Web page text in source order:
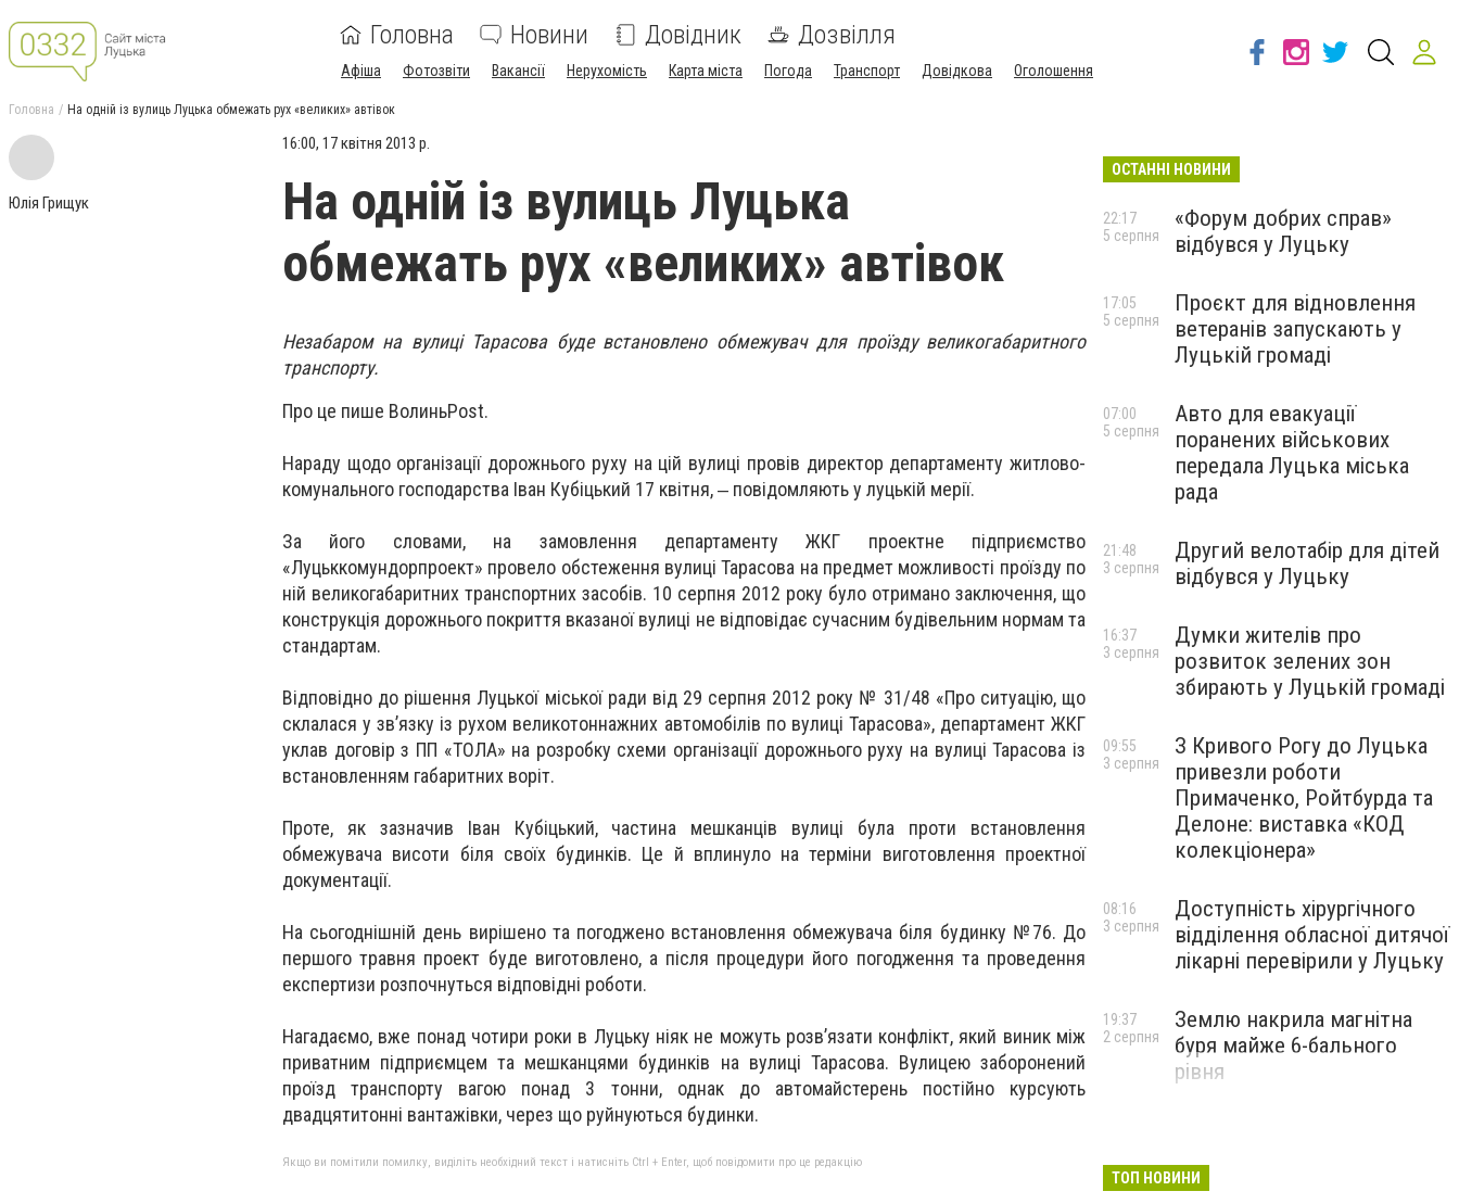
Головна Новини Довідник Дозвілля
Афіша Фотозвіти Вакансії Нерухомість Карта міста Погода Транспорт Довідкова Оголошення
Головна На одній із вулиць Луцька обмежать рух «великих» автівок
Юлія Грищук
16:00, 17 квітня 2013 р.
На одній із вулиць Луцька
обмежать рух «великих» автівок
Незабаром на вулиці Тарасова буде встановлено обмежувач для проїзду великогабаритного
транспорту.
Про це пише ВолиньPost.
Нараду щодо організації дорожнього руху на цій вулиці провів директор департаменту житлово-
комунального господарства Іван Кубіцький 17 квітня, ‒ повідомляють у луцькій мерії.
За його словами, на замовлення департаменту ЖКГ проектне підприємство
«Луцьккомундорпроект» провело обстеження вулиці Тарасова на предмет можливості проїзду по
ній великогабаритних транспортних засобів. 10 серпня 2012 року було отримано заключення, що
конструкція дорожнього покриття вказаної вулиці не відповідає сучасним будівельним нормам та
стандартам.
Відповідно до рішення Луцької міської ради від 29 серпня 2012 року № 31/48 «Про ситуацію, що
склалася у зв’язку із рухом великотоннажних автомобілів по вулиці Тарасова», департамент ЖКГ
уклав договір з ПП «ТОЛА» на розробку схеми організації дорожнього руху на вулиці Тарасова із
встановленням габаритних воріт.
Проте, як зазначив Іван Кубіцький, частина мешканців вулиці була проти встановлення
обмежувача висоти біля своїх будинків. Це й вплинуло на терміни виготовлення проектної
документації.
На сьогоднішній день вирішено та погоджено встановлення обмежувача біля будинку №76. До
першого травня проект буде виготовлено, а після процедури його погодження та проведення
експертизи розпочнуться відповідні роботи.
Нагадаємо, вже понад чотири роки в Луцьку ніяк не можуть розв’язати конфлікт, який виник між
приватним підприємцем та мешканцями будинків на вулиці Тарасова. Вулицею заборонений
проїзд транспорту вагою понад 3 тонни, однак до автомайстерень постійно курсують
двадцятитонні вантажівки, через що руйнуються будинки.
Якщо ви помітили помилку, виділіть необхідний текст і натисніть Ctrl + Enter, щоб повідомити про це редакцію
ОСТАННІ НОВИНИ
«Форум добрих справ»
відбувся у Луцьку
22:17
5 серпня
Проєкт для відновлення
ветеранів запускають у
Луцькій громаді
17:05
5 серпня
Авто для евакуації
поранених військових
передала Луцька міська
рада
07:00
5 серпня
Другий велотабір для дітей
відбувся у Луцьку
21:48
3 серпня
Думки жителів про
розвиток зелених зон
збирають у Луцькій громаді
16:37
3 серпня
З Кривого Рогу до Луцька
привезли роботи
Примаченко, Ройтбурда та
Делоне: виставка «КОД
колекціонера»
09:55
3 серпня
Доступність хірургічного
відділення обласної дитячої
лікарні перевірили у Луцьку
08:16
3 серпня
Землю накрила магнітна
буря майже 6-бального
рівня
19:37
2 серпня
ТОП НОВИНИ